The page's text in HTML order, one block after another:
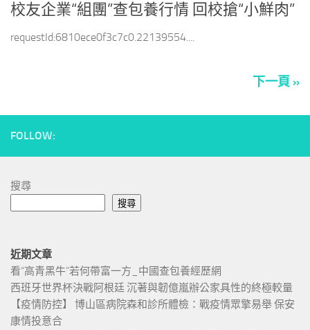
校友企業“組團”查包養行情 回校搶“小鮮肉”
requestId:6810ece0f3c7c0.22139554....
下一頁 »
FOLLOW:
搜尋
搜尋
近期文章
看“高青黑牛”若何帶富一方_中國查包養經歷網
西班牙世界杯決戰阿根廷 沉著與韌億嵐辦公家具性的終極較量
【疫情防控】 博山區病院森和診所體檢：戰疫情眾擎易舉 保安
康情投意合